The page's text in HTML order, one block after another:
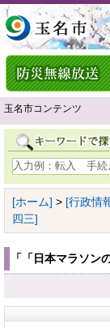
玉名市コンテンツ
[ホーム] > [行政情
四三]
「「日本マラソン